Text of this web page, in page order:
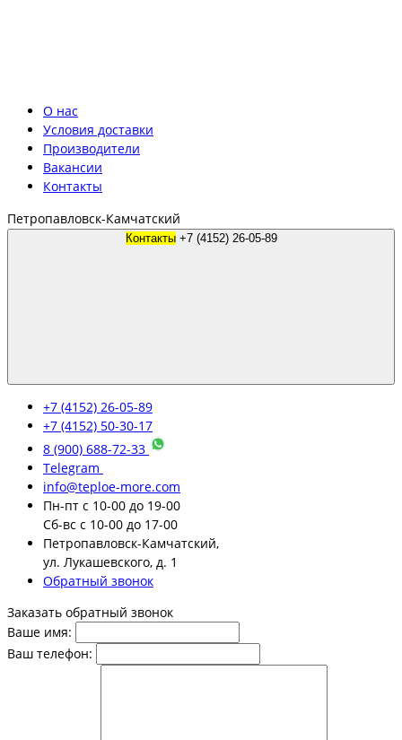
О нас
Условия доставки
Производители
Вакансии
Контакты
Петропавловск-Камчатский
Контакты +7 (4152) 26-05-89
+7 (4152) 26-05-89
+7 (4152) 50-30-17
8 (900) 688-72-33
Telegram
info@teploe-more.com
Пн-пт с 10-00 до 19-00
Сб-вс с 10-00 до 17-00
Петропавловск-Камчатский,
ул. Лукашевского, д. 1
Обратный звонок
Заказать обратный звонок
Ваше имя:
Ваш телефон: